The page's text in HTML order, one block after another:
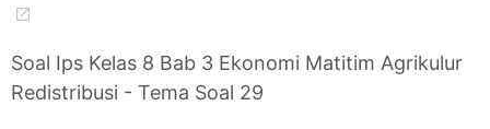
Soal Ips Kelas 8 Bab 3 Ekonomi Matitim Agrikulur
Redistribusi - Tema Soal 29